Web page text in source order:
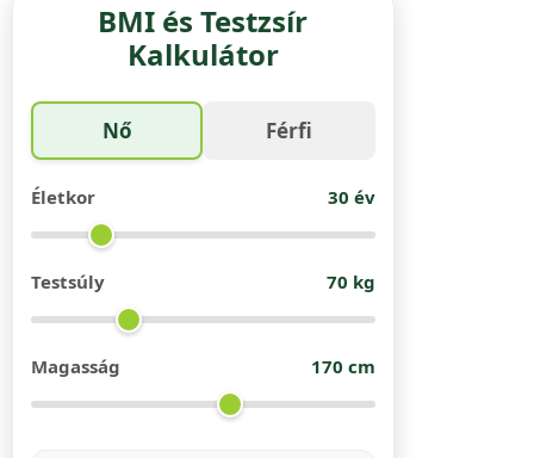
BMI és Testzsír
Kalkulátor
Nő Férfi
Életkor 30 év
Testsúly 70 kg
Magasság 170 cm